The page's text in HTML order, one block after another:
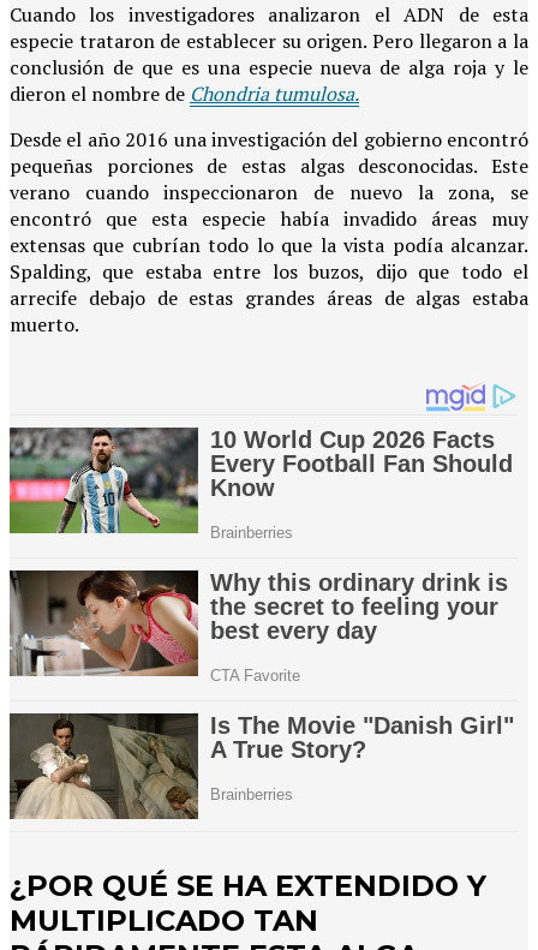
Cuando los investigadores analizaron el ADN de esta
especie trataron de establecer su origen. Pero llegaron a la
conclusión de que es una especie nueva de alga roja y le
dieron el nombre de Chondria tumulosa.
Desde el año 2016 una investigación del gobierno encontró
pequeñas porciones de estas algas desconocidas. Este
verano cuando inspeccionaron de nuevo la zona, se
encontró que esta especie había invadido áreas muy
extensas que cubrían todo lo que la vista podía alcanzar.
Spalding, que estaba entre los buzos, dijo que todo el
arrecife debajo de estas grandes áreas de algas estaba
muerto.
¿POR QUÉ SE HA EXTENDIDO Y
MULTIPLICADO TAN